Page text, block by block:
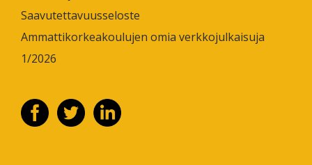
Saavutettavuusseloste
Ammattikorkeakoulujen omia verkkojulkaisuja
1/2026